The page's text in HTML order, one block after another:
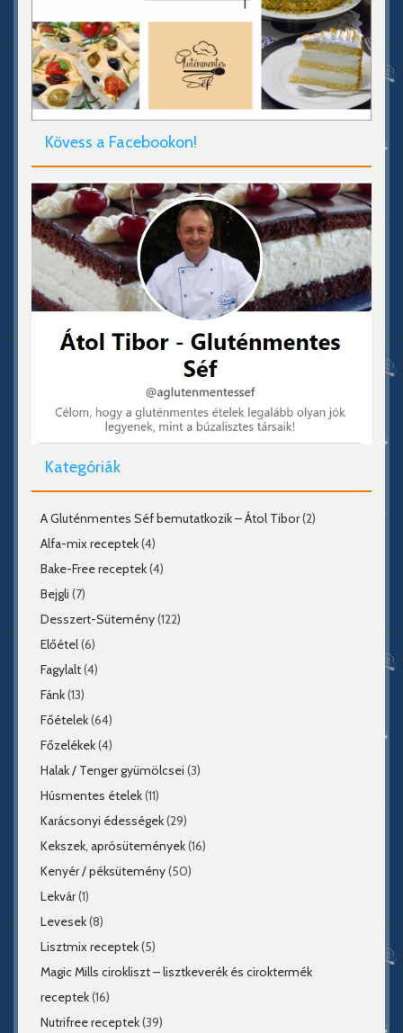
Kövess a Facebookon!
Kategóriák
A Gluténmentes Séf bemutatkozik – Átol Tibor(2)
Alfa-mix receptek(4)
Bake-Free receptek(4)
Bejgli (7)
Desszert-Sütemény(122)
Előétel(6)
Fagylalt(4)
Fánk(13)
Főételek(64)
Főzelékek(4)
Halak / Tenger gyümölcsei (3)
Húsmentes ételek(11)
Karácsonyi édességek(29)
Kekszek, aprósütemények(16)
Kenyér / péksütemény(50)
Lekvár(1)
Levesek(8)
Lisztmix receptek(5)
Magic Mills cirokliszt – lisztkeverék és ciroktermék
receptek(16)
Nutrifree receptek(39)